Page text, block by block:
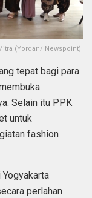
(Yordan/ Newspoint)
tepat bagi para
Selain itu PPK
untuk
fashion
perlahan